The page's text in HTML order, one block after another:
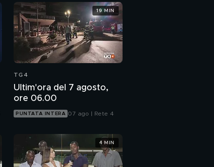
TG4
Ultim'ora del 7 agosto,
ore 06.00
PUNTATA INTERA 07 ago | Rete 4
19 MIN
4 MIN